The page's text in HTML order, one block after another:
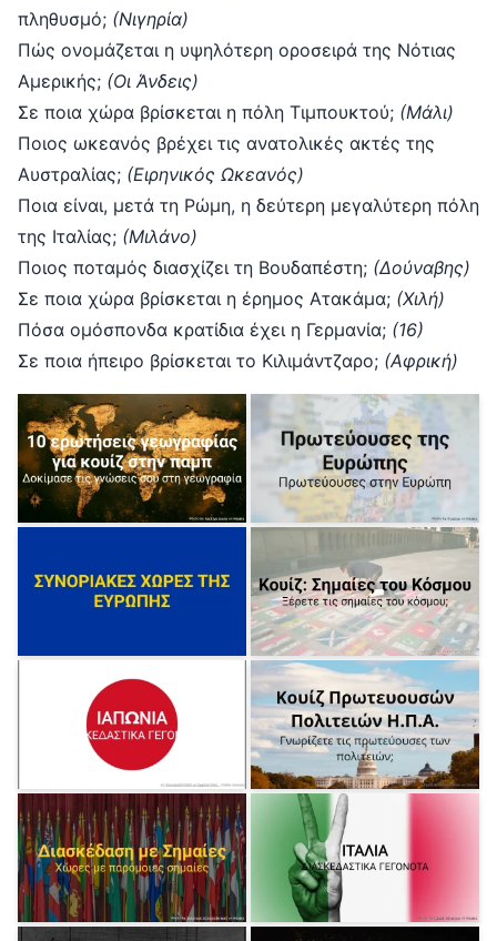
πληθυσμό; (Νιγηρία)
Πώς ονομάζεται η υψηλότερη οροσειρά της Νότιας
Αμερικής; (Οι Άνδεις)
Σε ποια χώρα βρίσκεται η πόλη Τιμπουκτού; (Μάλι)
Ποιος ωκεανός βρέχει τις ανατολικές ακτές της
Αυστραλίας; (Ειρηνικός Ωκεανός)
Ποια είναι, μετά τη Ρώμη, η δεύτερη μεγαλύτερη πόλη
της Ιταλίας; (Μιλάνο)
Ποιος ποταμός διασχίζει τη Βουδαπέστη; (Δούναβης)
Σε ποια χώρα βρίσκεται η έρημος Ατακάμα; (Χιλή)
Πόσα ομόσπονδα κρατίδια έχει η Γερμανία; (16)
Σε ποια ήπειρο βρίσκεται το Κιλιμάντζαρο; (Αφρική)